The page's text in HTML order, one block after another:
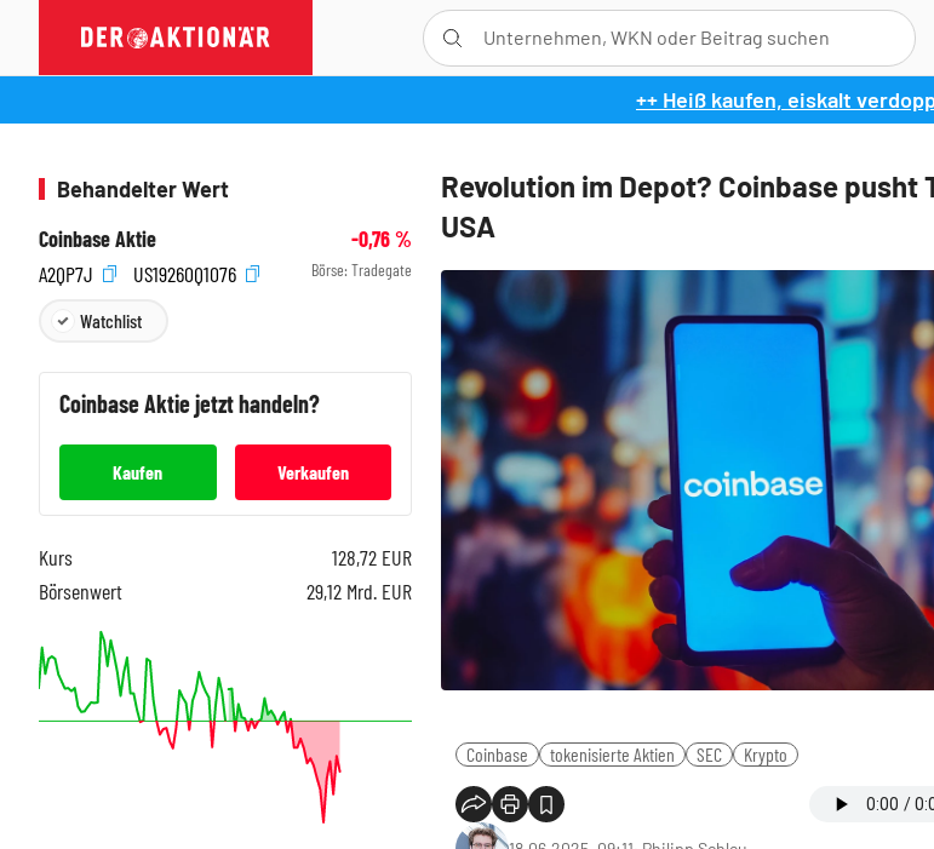
++ Heiß kaufen, eiskalt
Revolution im Depot? Coinbase pusht
USA
Coinbase tokenisierte Aktien SEC Krypto
Behandelter Wert
Coinbase Aktie
-0,76%
A2QP7J
US19260Q1076 Börse: Tradegate
Watchlist
CoinbaseAktie jetzt handeln?
Kaufen Verkaufen
Kurs 128,72 EUR
Börsenwert
29,12 Mrd. EUR